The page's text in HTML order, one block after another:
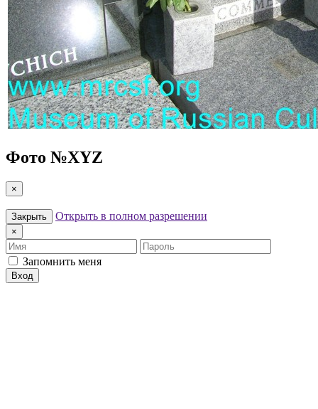
Фото №XYZ
×
Закрыть Открыть в полном разрешении
×
Имя
Пароль
Запомнить меня
Вход